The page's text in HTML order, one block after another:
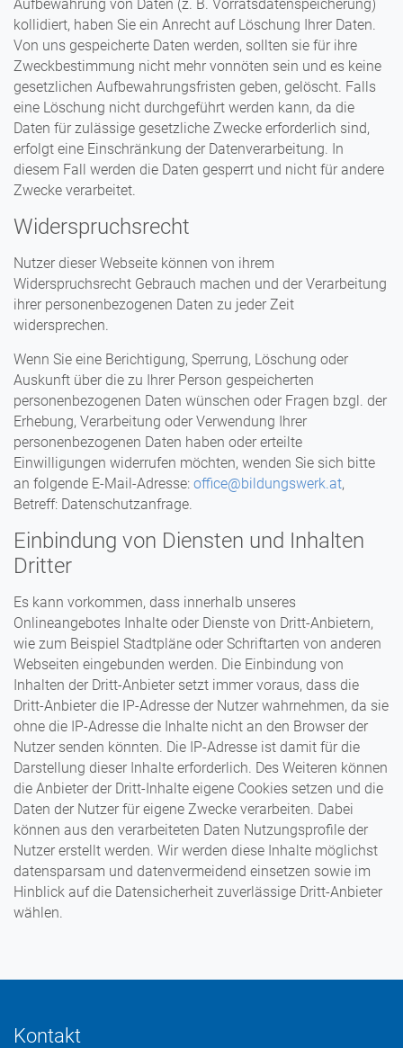
Aufbewahrung von Daten (z. B. Vorratsdatenspeicherung)
kollidiert, haben Sie ein Anrecht auf Löschung Ihrer Daten.
Von uns gespeicherte Daten werden, sollten sie für ihre
Zweckbestimmung nicht mehr vonnöten sein und es keine
gesetzlichen Aufbewahrungsfristen geben, gelöscht. Falls
eine Löschung nicht durchgeführt werden kann, da die
Daten für zulässige gesetzliche Zwecke erforderlich sind,
erfolgt eine Einschränkung der Datenverarbeitung. In
diesem Fall werden die Daten gesperrt und nicht für andere
Zwecke verarbeitet.
Widerspruchsrecht
Nutzer dieser Webseite können von ihrem
Widerspruchsrecht Gebrauch machen und der Verarbeitung
ihrer personenbezogenen Daten zu jeder Zeit
widersprechen.
Wenn Sie eine Berichtigung, Sperrung, Löschung oder
Auskunft über die zu Ihrer Person gespeicherten
personenbezogenen Daten wünschen oder Fragen bzgl. der
Erhebung, Verarbeitung oder Verwendung Ihrer
personenbezogenen Daten haben oder erteilte
Einwilligungen widerrufen möchten, wenden Sie sich bitte
an folgende E-Mail-Adresse: office@bildungswerk.at,
Betreff: Datenschutzanfrage.
Einbindung von Diensten und Inhalten
Dritter
Es kann vorkommen, dass innerhalb unseres
Onlineangebotes Inhalte oder Dienste von Dritt-Anbietern,
wie zum Beispiel Stadtpläne oder Schriftarten von anderen
Webseiten eingebunden werden. Die Einbindung von
Inhalten der Dritt-Anbieter setzt immer voraus, dass die
Dritt-Anbieter die IP-Adresse der Nutzer wahrnehmen, da sie
ohne die IP-Adresse die Inhalte nicht an den Browser der
Nutzer senden könnten. Die IP-Adresse ist damit für die
Darstellung dieser Inhalte erforderlich. Des Weiteren können
die Anbieter der Dritt-Inhalte eigene Cookies setzen und die
Daten der Nutzer für eigene Zwecke verarbeiten. Dabei
können aus den verarbeiteten Daten Nutzungsprofile der
Nutzer erstellt werden. Wir werden diese Inhalte möglichst
datensparsam und datenvermeidend einsetzen sowie im
Hinblick auf die Datensicherheit zuverlässige Dritt-Anbieter
wählen.
Kontakt